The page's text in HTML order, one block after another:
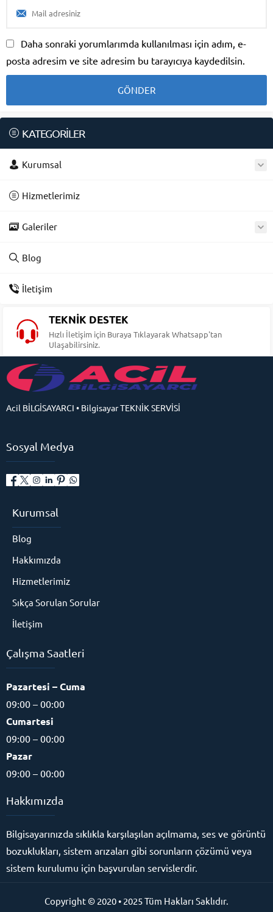
Daha sonraki yorumlarımda kullanılması için adım, e-
posta adresim ve site adresim bu tarayıcıya kaydedilsin.
KATEGORİLER
Kurumsal
Hizmetlerimiz
Galeriler
Blog
İletişim
TEKNİK DESTEK
Hızlı İletişim için Buraya Tıklayarak Whatsapp'tan
Ulaşabilirsiniz.
Acil BİLGİSAYARCI • Bilgisayar TEKNİK SERVİSİ
Sosyal Medya
Kurumsal
Blog
Hakkımızda
Hizmetlerimiz
Sıkça Sorulan Sorular
İletişim
Çalışma Saatleri
Pazartesi – Cuma
09:00 – 00:00
Cumartesi
09:00 – 00:00
Pazar
09:00 – 00:00
Hakkımızda
Bilgisayarınızda sıklıkla karşılaşılan açılmama, ses ve görüntü
bozuklukları, sistem arızaları gibi sorunların çözümü veya
sistem kurulumu için başvurulan servislerdir.
Copyright © 2020 • 2025 Tüm Hakları Saklıdır.